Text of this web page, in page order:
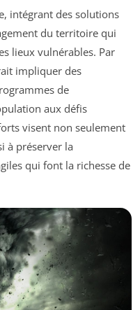
intégrant des solutions
du territoire qui
lieux vulnérables. Par
impliquer des
de
aux défis
visent non seulement
à préserver la
qui font la richesse de